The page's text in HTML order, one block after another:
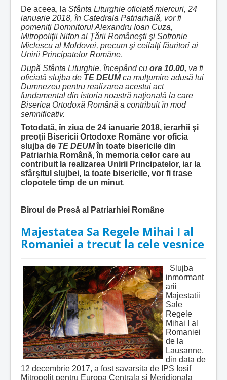
De aceea, la Sfânta Liturghie oficiată miercuri, 24
ianuarie 2018, în Catedrala Patriarhală, vor fi
pomeniţi Domnitorul Alexandru Ioan Cuza,
Mitropoliţii Nifon al Ţării Româneşti şi Sofronie
Miclescu al Moldovei, precum şi ceilalţi făuritori ai
Unirii Principatelor Române.
După Sfânta Liturghie, începând cu ora 10.00, va fi
oficiată slujba de TE DEUMca mulţumire adusă lui
Dumnezeu pentru realizarea acestui act
fundamental din istoria noastră naţională la care
Biserica Ortodoxă Română a contribuit în mod
semnificativ.
Totodată, în ziua de 24 ianuarie 2018, ierarhii şi
preoţii Bisericii Ortodoxe Române vor oficia
slujba de TE DEUMîn toate bisericile din
Patriarhia Română, în memoria celor care au
contribuit la realizarea Unirii Principatelor, iar la
sfârșitul slujbei, la toate bisericile, vor fi trase
clopotele timp de un minut.
Biroul de Presă al Patriarhiei Române
Majestatea Sa Regele Mihai I al
Romaniei a trecut la cele vesnice
Slujba
inmormant
arii
Majestatii
Sale
Regele
Mihai I al
Romaniei
de la
Lausanne,
din data de
12 decembrie 2017, a fost savarsita de IPS Iosif
Mitropolit pentru Europa Centrala si Meridionala